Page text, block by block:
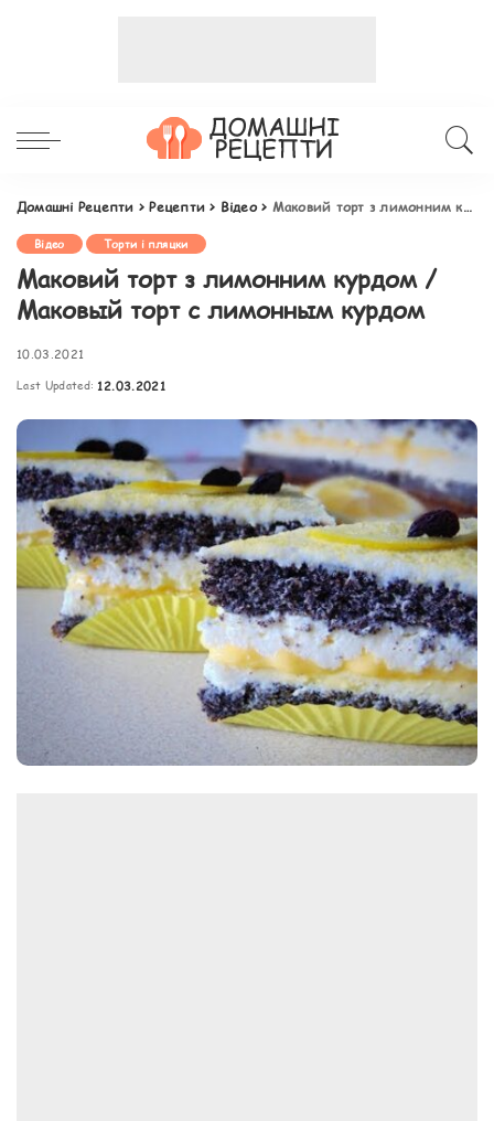
Домашні Рецепти >Рецепти > Відео> Маковий торт з лимонним курдом / Маковый торт с лимонным курдом
Відео Торти і пляцки
Маковий торт з лимонним курдом /
Маковый торт с лимонным курдом
10.03.2021
Last Updated: 12.03.2021